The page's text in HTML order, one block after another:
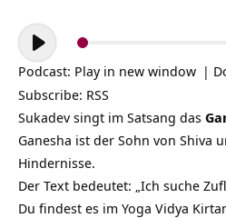
Audio-
Player
Podcast: Play in new window |
Subscribe: RSS
Sukadev singt im Satsang das
Ganesha ist der Sohn von Shiva
Hindernisse.
Der Text bedeutet: „Ich suche
Du findest es im Yoga Vidya